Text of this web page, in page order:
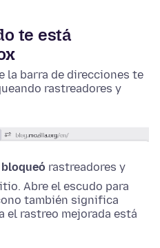
te está
la barra de direcciones te
rastreadores y
bloqueó rastreadores y
Abre el escudo para
también significa
el rastreo mejorada está